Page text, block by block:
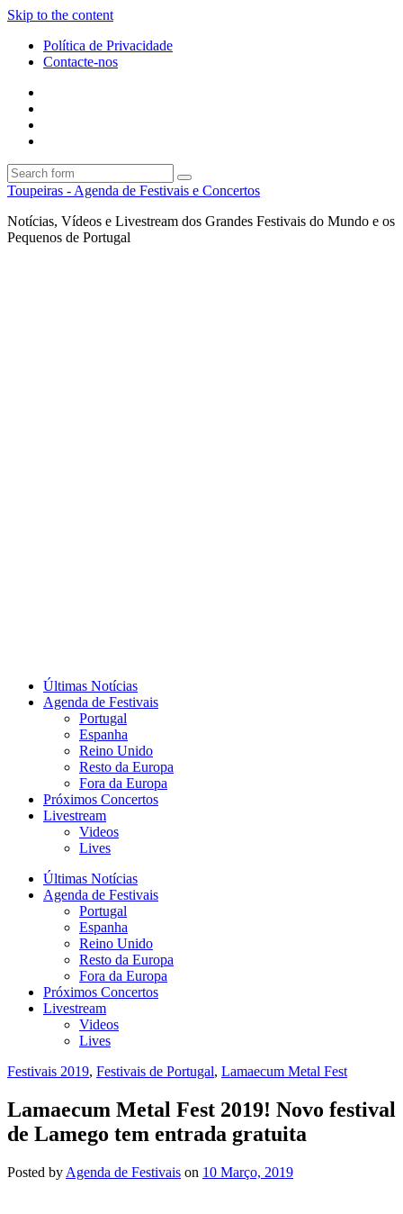
Skip to the content
Política de Privacidade
Contacte-nos
Search
Toupeiras - Agenda de Festivais e Concertos
Notícias, Vídeos e Livestream dos Grandes Festivais do Mundo e os
Pequenos de Portugal
Últimas Notícias
Agenda de Festivais
Portugal
Espanha
Reino Unido
Resto da Europa
Fora da Europa
Próximos Concertos
Livestream
Videos
Lives
Últimas Notícias
Agenda de Festivais
Portugal
Espanha
Reino Unido
Resto da Europa
Fora da Europa
Próximos Concertos
Livestream
Videos
Lives
Festivais 2019, Festivais de Portugal, Lamaecum Metal Fest
Lamaecum Metal Fest 2019! Novo festival
de Lamego tem entrada gratuita
Posted by Agenda de Festivais on 10 Março, 2019